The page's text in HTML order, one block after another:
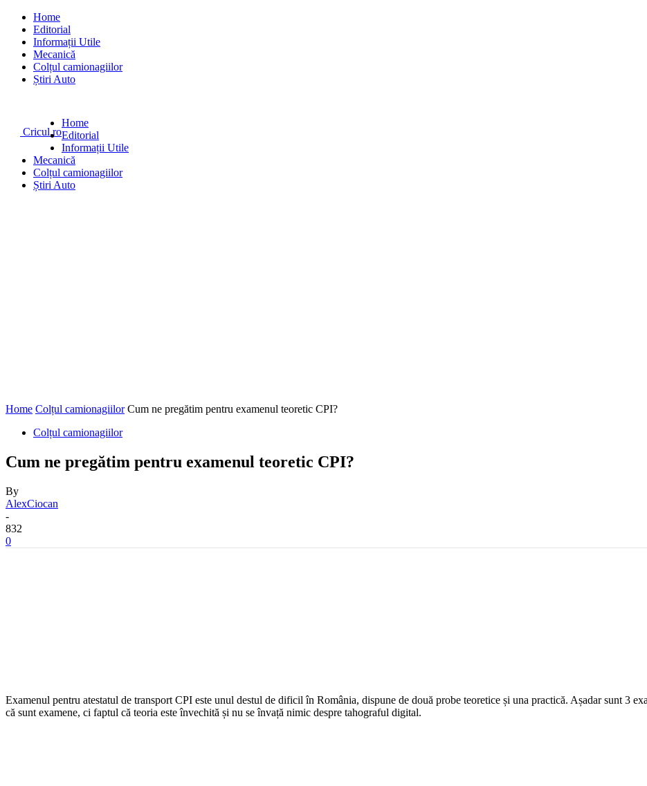
Home
Editorial
Informații Utile
Mecanică
Colțul camionagiilor
Știri Auto
Cricul.ro
Home
Editorial
Informații Utile
Mecanică
Colțul camionagiilor
Știri Auto
Home Colțul camionagiilor Cum ne pregătim pentru examenul teoretic CPI?
Colțul camionagiilor
Cum ne pregătim pentru examenul teoretic CPI?
By
AlexCiocan
-
832
0
Examenul pentru atestatul de transport CPI este unul destul de dificil în România, dispune de două probe teoretice și una practică. Așadar sunt 3
că sunt examene, ci faptul că teoria este învechită și nu se învață nimic despre tahograful digital.